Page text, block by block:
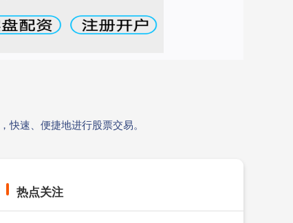
速、便捷地进行股票交易。
热点关注